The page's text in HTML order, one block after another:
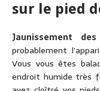
sur le pied
Jaunissement
probablement
Vous vous êtes
endroit humide très